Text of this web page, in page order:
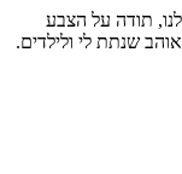
תודה על הצבע
שנתת לי ולילדים.